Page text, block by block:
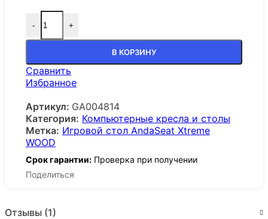
- +
В КОРЗИНУ
Сравнить
Избранное
Артикул: GA004814
Категория: Компьютерные кресла и столы
Метка: Игровой стол AndaSeat Xtreme
WOOD
Срок гарантии: Проверка при получении
Поделиться
Отзывы (1)